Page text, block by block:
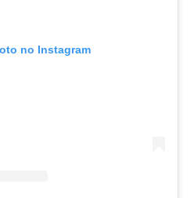
no Instagram